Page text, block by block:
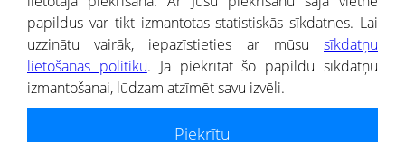
Kredītizziņa par ārvalstu uzņēmumiem
® CREDITREFORM Latvija
SIA
papildus var tikt izmantotas statistiskās sīkdatnes. Lai
uzzinātu vairāk, iepazīstieties ar mūsu sīkdatņu
lietošanas politiku. Ja piekrītat šo papildu sīkdatņu
izmantošanai, lūdzam atzīmēt savu izvēli.
Piekrītu